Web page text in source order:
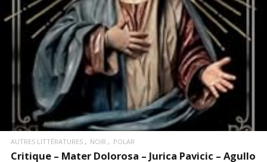
AUTRES LITTÉRATURES NOIR POLAR
Critique – Mater Dolorosa – Jurica Pavicic – Agullo